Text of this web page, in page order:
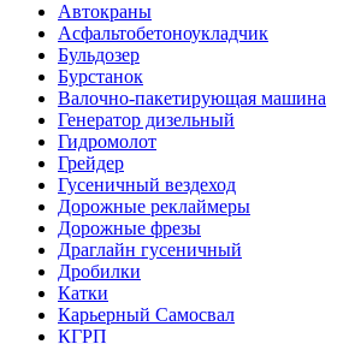
Автокраны
Асфальтобетоноукладчик
Бульдозер
Бурстанок
Валочно-пакетирующая машина
Генератор дизельный
Гидромолот
Грейдер
Гусеничный вездеход
Дорожные реклаймеры
Дорожные фрезы
Драглайн гусеничный
Дробилки
Катки
Карьерный Самосвал
КГРП